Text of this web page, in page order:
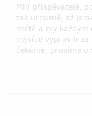
Milí přispěvatelé,
tak urputně, až
světě a my
nejvíce vypravili
čekáme, prosíme